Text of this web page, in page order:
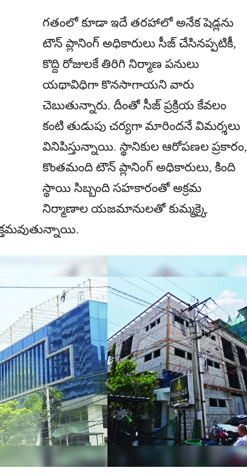
గతంలో కూడా ఇదే తరహాలో అనేక షెడ్లను
టౌన్ ప్లానింగ్ అధికారులు సీజ్ చేసినప్పటికీ,
కొద్ది రోజులకే తిరిగి నిర్మాణ పనులు
యథావిధిగా కొనసాగాయని వారు
చెబుతున్నారు. దీంతో సీజ్ ప్రక్రియ కేవలం
కంటి తుడుపు చర్యగా మారిందనే విమర్శలు
వినిపిస్తున్నాయి. స్థానికుల ఆరోపణల ప్రకారం,
కొంతమంది టౌన్ ప్లానింగ్ అధికారులు, కింది
స్థాయి సిబ్బంది సహకారంతో అక్రమ
నిర్మాణాల యజమానులతో కుమ్మక్కై